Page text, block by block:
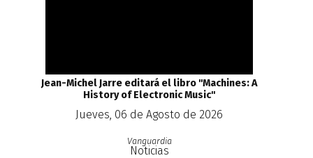
Jean-Michel Jarre editará el libro ''Machines: A
History of Electronic Music''
Jueves, 06 de Agosto de 2026
Vanguardia
Noticias